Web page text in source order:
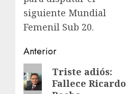
siguiente Mundial
Femenil Sub 20.
Navegación
de
entradas
Anterior
Entrada
anterior:
Triste adiós:
Fallece Ricardo